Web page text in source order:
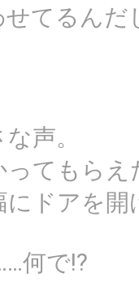
てるんだ
声。
てもらえ
ドアを開
何で!?